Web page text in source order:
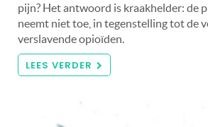
pijn? Het antwoord is kraakhelder: de
neemt niet toe, in tegenstelling tot de
verslavende opioïden.
LEES VERDER